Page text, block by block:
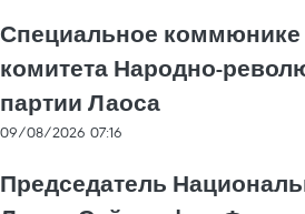
Специальное коммюнике
комитета Народно-
партии Лаоса
09/08/2026 07:16
Председатель